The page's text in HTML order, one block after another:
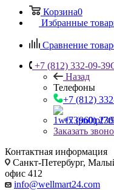
Корзина0
Избранные
Сравнение
+7 (812) 332-09-39
Назад
Телефоны
+7 (812)
+7 (960)
Заказать
Контактная информация
Санкт-Петербург,
офис 412
info@wellmart24.com